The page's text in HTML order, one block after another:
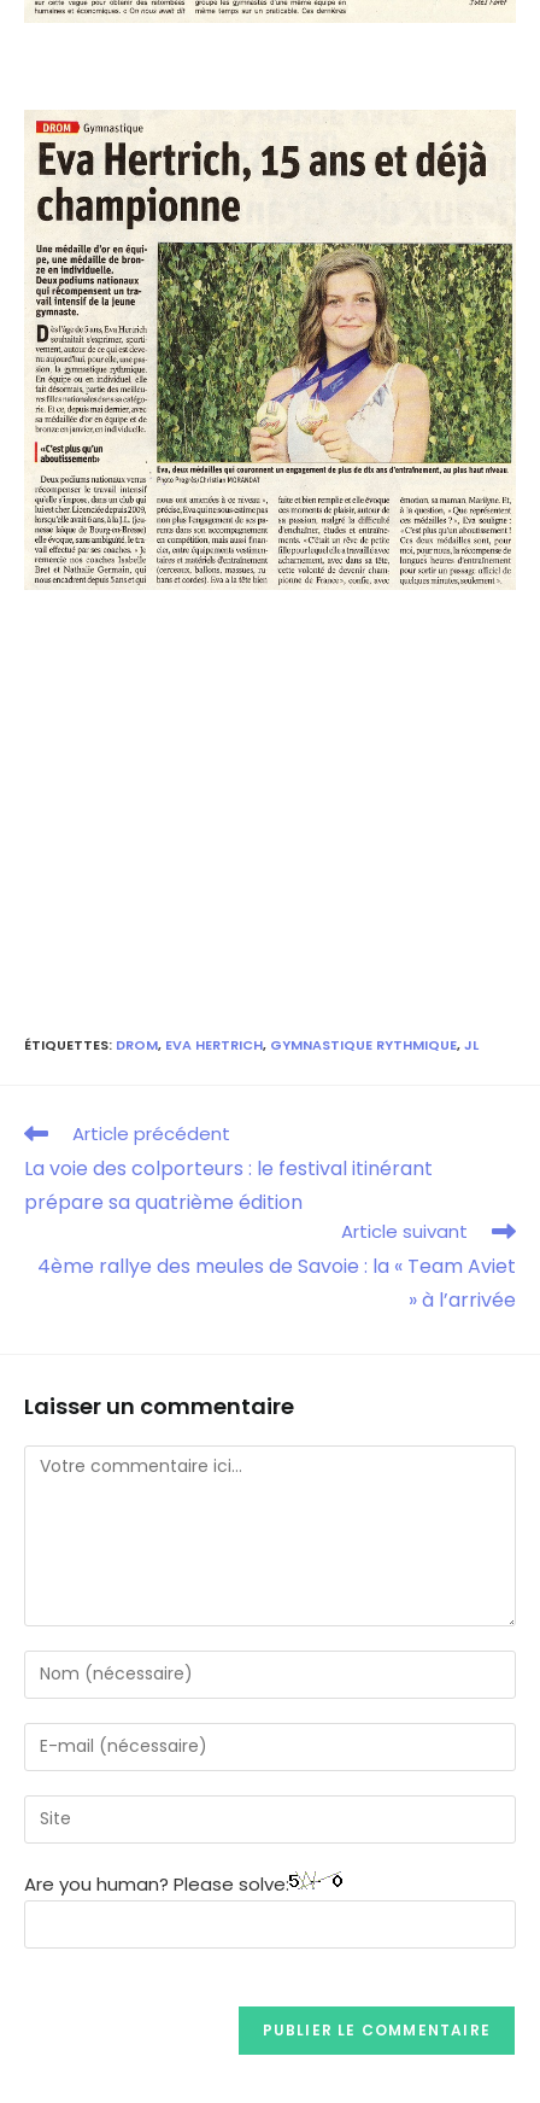
ÉTIQUETTES: DROM, EVA HERTRICH, GYMNASTIQUE RYTHMIQUE,JL
Article précédent
La voie des colporteurs : le festival itinérant
prépare sa quatrième édition
Article suivant
4ème rallye des meules de Savoie : la « Team Aviet
» à l’arrivée
Laisser un commentaire
Are you human? Please solve: